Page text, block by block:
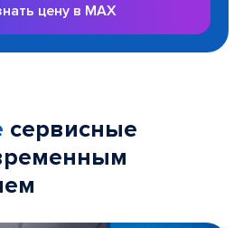
цену в MAX
сервисные